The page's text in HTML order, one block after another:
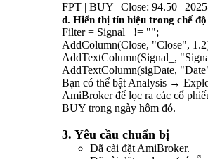
FPT | BUY | Close: 94.50 |
d. Hiển thị tín hiệu trong chế
Filter = Signal_ != "";
AddColumn(Close, "Close",
AddTextColumn(Signal_,
AddTextColumn(sigDate,
Bạn có thể bật Analysis →
AmiBroker để lọc ra các cổ
BUY trong ngày hôm đó.
3. Yêu cầu chuẩn bị
Đã cài đặt AmiBroker.